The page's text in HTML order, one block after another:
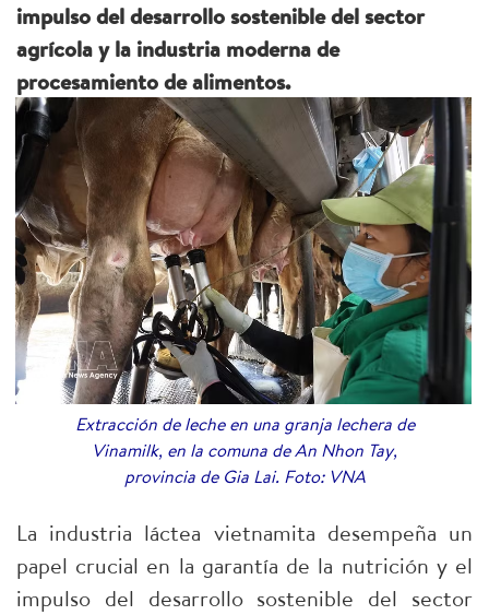
impulso del desarrollo sostenible del sector
agrícola y la industria moderna de
procesamiento de alimentos.
Extracción de leche en una granja lechera de
Vinamilk, en la comuna de An Nhon Tay,
provincia de Gia Lai. Foto: VNA
La industria láctea vietnamita desempeña un
papel crucial en la garantía de la nutrición y el
impulso del desarrollo sostenible del sector